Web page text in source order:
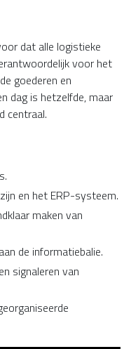
dat alle logistieke
voor het
goederen en
dag is hetzelfde, maar
centraal.
en het ERP-systeem.
maken van
de informatiebalie.
signaleren van